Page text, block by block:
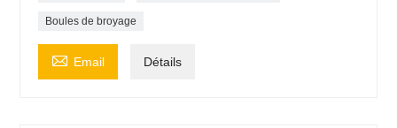
Boules de broyage
 Email Détails